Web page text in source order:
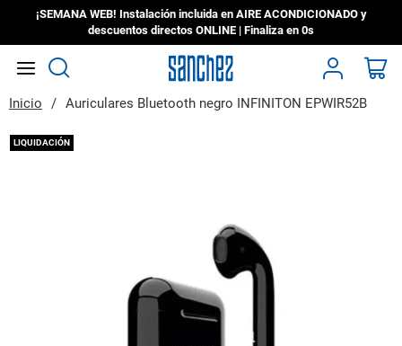
¡SEMANA WEB! Instalación incluida en AIRE ACONDICIONADO y
descuentos directos ONLINE | Finaliza en 0s
Inicio Auriculares Bluetooth negro INFINITON EPWIR52B
LIQUIDACIÓN
Saltar